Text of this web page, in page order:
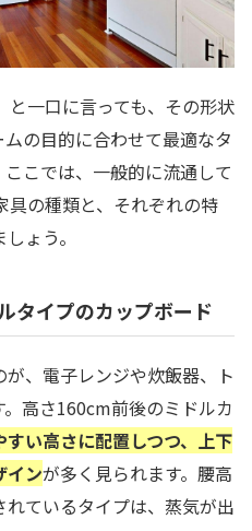
と一口に言っても、その形状
の目的に合わせて最適なタ
こでは、一般的に流通して
の種類と、それぞれの特
ょう。
タイプのカップボード
、電子レンジや炊飯器、ト
高さ160cm前後のミドルカ
すい高さに配置しつつ、上下
インが多く見られます。腰高
ているタイプは、蒸気が出